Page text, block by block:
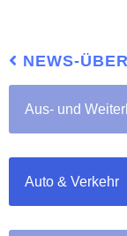
NEWS-
Aus- und
Auto & Verkehr